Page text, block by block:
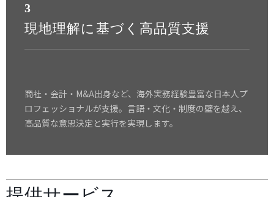
3
現地理解に基づく高品質支援
商社・会計・M&A出身など、海外実務経験豊富な日本人プ
ロフェッショナルが支援。言語・文化・制度の壁を越え、
高品質な意思決定と実行を実現します。